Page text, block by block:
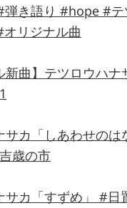
弾き語り #hope #テ
リジナル曲
新曲】テツロウハ
サカ「しあわせのは
歳の市
サカ「すずめ」 #日